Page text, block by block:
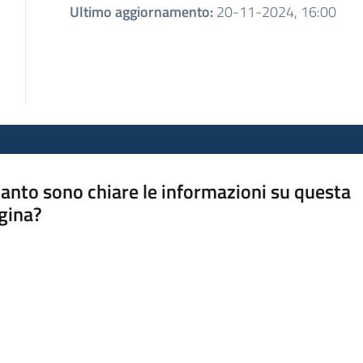
Ultimo aggiornamento:20-11-2024, 16:00
sono chiare le informazioni su questa